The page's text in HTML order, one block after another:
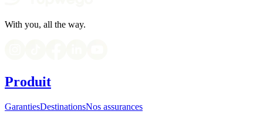
With you, all the way.
Produit
GarantiesDestinationsNos assurances